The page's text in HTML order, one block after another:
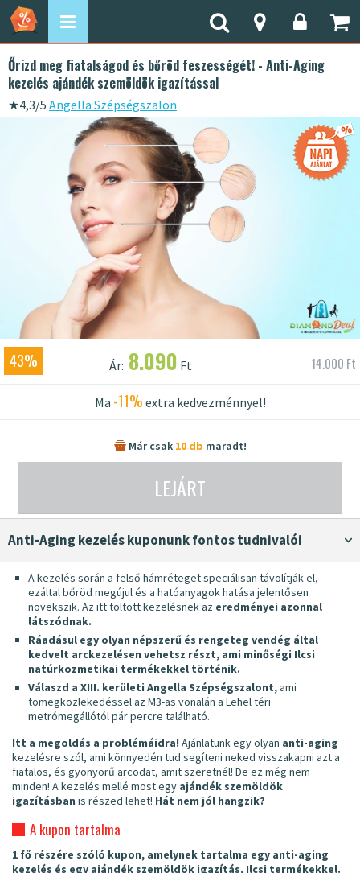
Őrizd meg fiatalságod és bőröd feszességét! - Anti-Aging
kezelés ajándék szemöldök igazítással
★4,3/5 Angella Szépségszalon
43% Ár: 8.090 Ft 14.000 Ft
Ma -11% extra kedvezménnyel!
Már csak 10 db maradt!
LEJÁRT
Anti-Aging kezelés kuponunk fontos tudnivalói
A kezelés során a felső hámréteget speciálisan távolítják el,
ezáltal bőröd megújul és a hatóanyagok hatása jelentősen
növekszik. Az itt töltött kezelésnek az eredményei azonnal
látszódnak.
Ráadásul egy olyan népszerű és rengeteg vendég által
kedvelt arckezelésen vehetsz részt, ami minőségi Ilcsi
natúrkozmetikai termékekkel történik.
Válaszd a XIII. kerületi Angella Szépségszalont,ami
tömegközlekedéssel az M3-as vonalán a Lehel téri
metrómegállótól pár percre található.
Itt a megoldás a problémáidra! Ajánlatunk egy olyan anti-aging
kezelésre szól, ami könnyedén tud segíteni neked visszakapni azt a
fiatalos, és gyönyörű arcodat, amit szeretnél! De ez még nem
minden! A kezelés mellé most egy ajándék szemöldök
igazításban is részed lehet! Hát nem jól hangzik?
A kupon tartalma
1 fő részére szóló kupon, amelynek tartalma egy anti-aging
kezelés és egy ajándék szemöldök igazítás, Ilcsi termékekkel.